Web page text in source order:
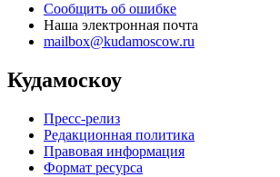
Сообщить об ошибке
Наша электронная почта
mailbox@kudamoscow.ru
Кудамоскоу
Пресс-релиз
Редакционная политика
Правовая информация
Формат ресурса